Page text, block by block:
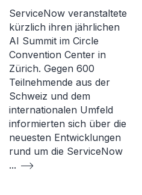
ServiceNow veranstaltete
kürzlich ihren jährlichen
AI Summit im Circle
Convention Center in
Zürich. Gegen 600
Teilnehmende aus der
Schweiz und dem
internationalen Umfeld
informierten sich über die
neuesten Entwicklungen
rund um die ServiceNow
...